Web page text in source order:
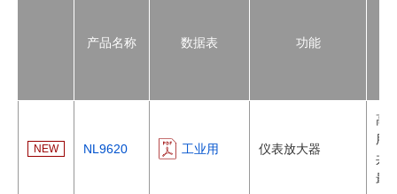
产品名称 数据表 功能
NEW NL9620 工业用 仪表放大器
高
用
共
最